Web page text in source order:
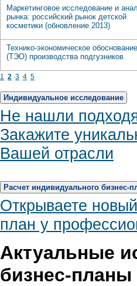
Маркетинговое исследование и
рынка: российский рынок детской
косметики (обновление 2013)
Технико-экономическое обоснование
(ТЭО) производства подгузников
1 2 3 4 5
Индивидуальное исследование
Не нашли
Закажите
Вашей отрасли
Расчет индивидуального бизнес-
Открываете
план у
Актуальные
бизнес-планы